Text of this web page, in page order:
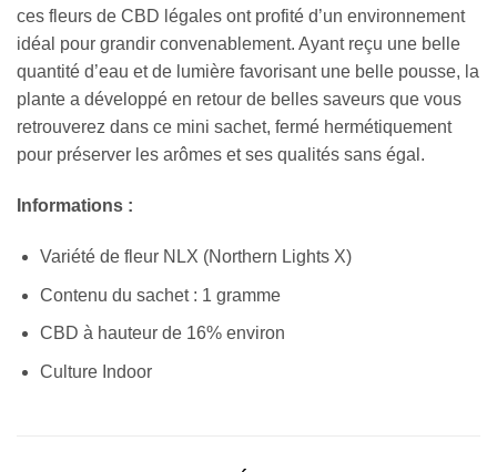
ces fleurs de CBD légales ont profité d’un environnement
idéal pour grandir convenablement. Ayant reçu une belle
quantité d’eau et de lumière favorisant une belle pousse, la
plante a développé en retour de belles saveurs que vous
retrouverez dans ce mini sachet, fermé hermétiquement
pour préserver les arômes et ses qualités sans égal.
Informations :
Variété de fleur NLX (Northern Lights X)
Contenu du sachet : 1 gramme
CBD à hauteur de 16% environ
Culture Indoor